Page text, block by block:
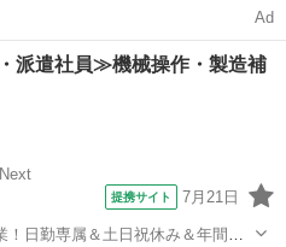
Ad
派遣社員≫機械操作・製造補
提携サイト 7月21日
日勤専属＆土日祝休み＆年間休